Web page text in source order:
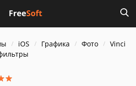
iOS Графика Фото
Vinci